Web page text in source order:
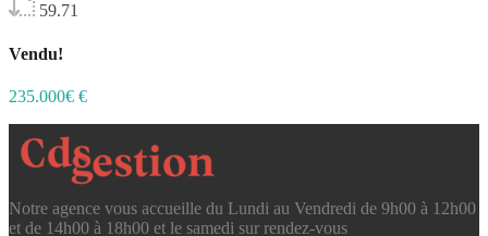
59.71
Vendu!
235.000€ €
Notre agence vous accueille du Lundi au Vendredi de 9h00 à 12h00
et de 14h00 à 18h00 et le samedi sur rendez-vous